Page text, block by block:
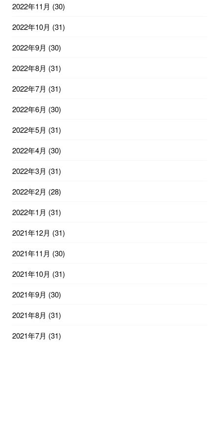
2022年11月 (30)
2022年10月 (31)
2022年9月 (30)
2022年8月 (31)
2022年7月 (31)
2022年6月 (30)
2022年5月 (31)
2022年4月 (30)
2022年3月 (31)
2022年2月 (28)
2022年1月 (31)
2021年12月 (31)
2021年11月 (30)
2021年10月 (31)
2021年9月 (30)
2021年8月 (31)
2021年7月 (31)